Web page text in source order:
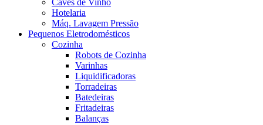
Caves de Vinho
Hotelaria
Máq. Lavagem Pressão
Pequenos Eletrodomésticos
Cozinha
Robots de Cozinha
Varinhas
Liquidificadoras
Torradeiras
Batedeiras
Fritadeiras
Balanças